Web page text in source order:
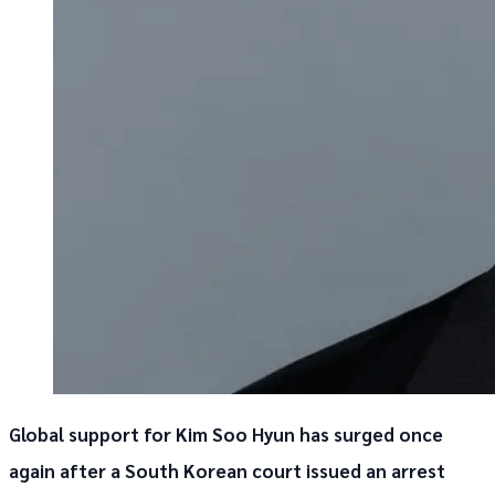
Global support for Kim Soo Hyun has surged once
again after a South Korean court issued an arrest